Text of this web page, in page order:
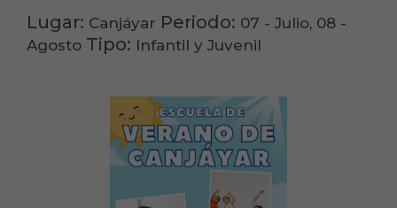
Lugar: Canjáyar Periodo: 07 - Julio, 08 -
Agosto Tipo: Infantil y Juvenil